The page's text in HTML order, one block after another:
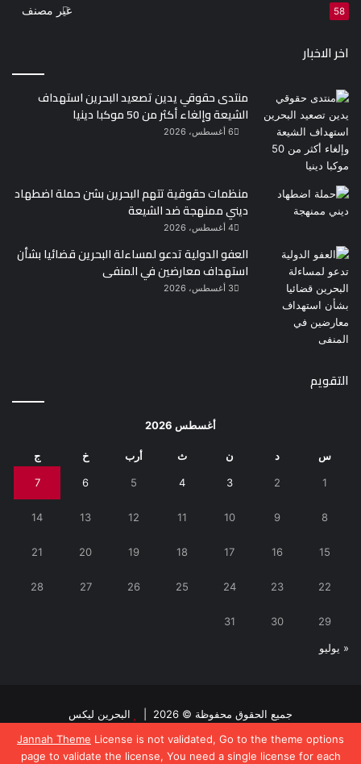
Jannah Theme License is not validated, Go to the theme options
page to validate the license, You need a single license for each
غير مصنف 58
اخر الاخبار
منتدى حقوقي يدين تصعيد البحرين استهداف
الشيعة وإلغاء أكثر من 50 موكبا دينيا
6 أغسطس، 2026
منظمات حقوقية تتهم البحرين بشن حملة اضطهاد
ديني ممنهجة ضد الشيعة
4 أغسطس، 2026
العفو الدولية تدعو لمساءلة البحرين قضائيا بشأن
استهداف معارضين في المنفى
3 أغسطس، 2026
التقويم
أغسطس 2026
س د ن ث أرب خ ج
1
2
3
4
5
6
7
8
9
10
11
12
13
14
15
16
17
18
19
20
21
22
23
24
25
26
27
28
29
30
31
« يوليو
جميع الحقوق محفوظة © 2026 | البحرين ليكس
فيسبوكتويتر